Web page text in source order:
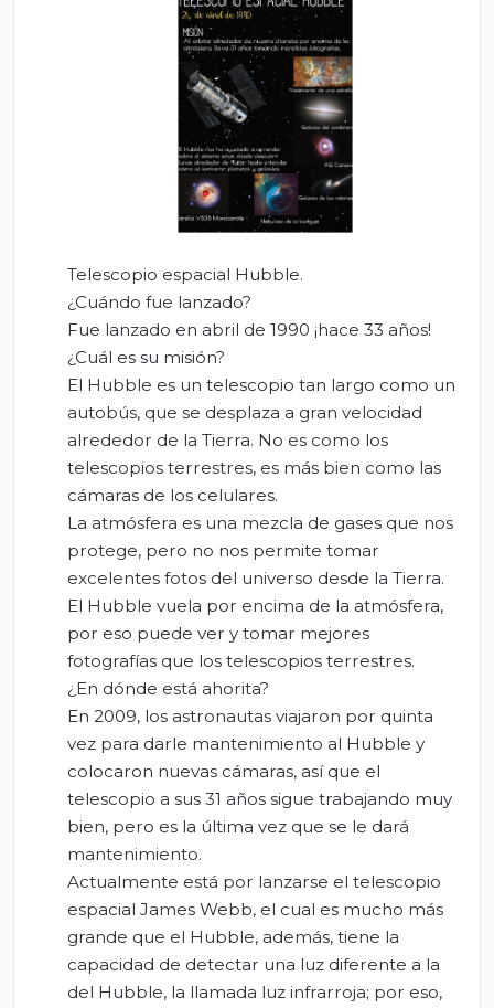
Telescopio espacial Hubble.
¿Cuándo fue lanzado?
Fue lanzado en abril de 1990 ¡hace 33 años!
¿Cuál es su misión?
El Hubble es un telescopio tan largo como un
autobús, que se desplaza a gran velocidad
alrededor de la Tierra. No es como los
telescopios terrestres, es más bien como las
cámaras de los celulares.
La atmósfera es una mezcla de gases que nos
protege, pero no nos permite tomar
excelentes fotos del universo desde la Tierra.
El Hubble vuela por encima de la atmósfera,
por eso puede ver y tomar mejores
fotografías que los telescopios terrestres.
¿En dónde está ahorita?
En 2009, los astronautas viajaron por quinta
vez para darle mantenimiento al Hubble y
colocaron nuevas cámaras, así que el
telescopio a sus 31 años sigue trabajando muy
bien, pero es la última vez que se le dará
mantenimiento.
Actualmente está por lanzarse el telescopio
espacial James Webb, el cual es mucho más
grande que el Hubble, además, tiene la
capacidad de detectar una luz diferente a la
del Hubble, la llamada luz infrarroja; por eso,